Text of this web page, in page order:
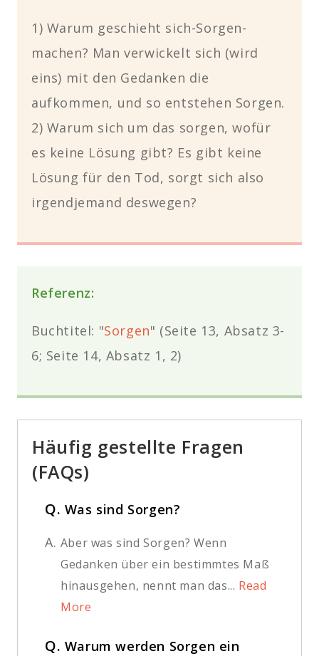
1) Warum geschieht sich-Sorgen-
machen? Man verwickelt sich (wird
eins) mit den Gedanken die
aufkommen, und so entstehen Sorgen.
2) Warum sich um das sorgen, wofür
es keine Lösung gibt? Es gibt keine
Lösung für den Tod, sorgt sich also
irgendjemand deswegen?
Referenz:
Buchtitel: "Sorgen" (Seite 13, Absatz 3-
6; Seite 14, Absatz 1, 2)
Häufig gestellte Fragen
(FAQs)
Q. Was sind Sorgen?
A. Aber was sind Sorgen? Wenn
Gedanken über ein bestimmtes Maß
hinausgehen, nennt man das... Read
More
Q. Warum werden Sorgen ein